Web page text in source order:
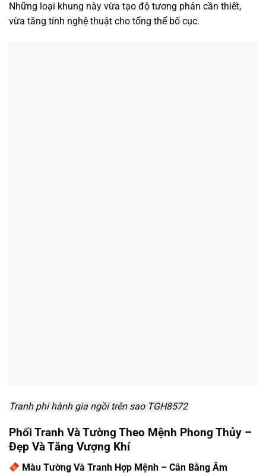
Những loại khung này vừa tạo độ tương phản cần thiết,
vừa tăng tính nghệ thuật cho tổng thể bố cục.
Tranh phi hành gia ngồi trên sao TGH8572
Phối Tranh Và Tường Theo Mệnh Phong Thủy –
Đẹp Và Tăng Vượng Khí
Màu Tường Và Tranh Hợp Mệnh – Cân Bằng Âm